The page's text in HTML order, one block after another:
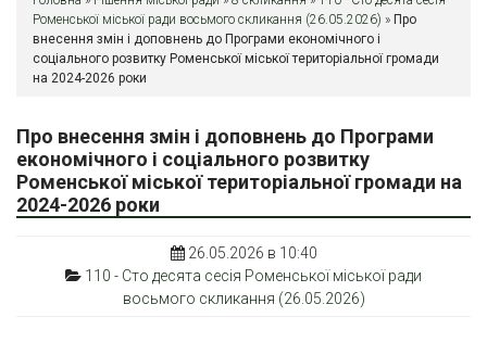
Роменської міської ради восьмого скликання (26.05.2026) » Про
внесення змін і доповнень до Програми економічного і
соціального розвитку Роменської міської територіальної громади
на 2024-2026 роки
Про внесення змін і доповнень до Програми
економічного і соціального розвитку
Роменської міської територіальної громади на
2024-2026 роки
26.05.2026 в 10:40
110 - Сто десята сесія Роменської міської ради
восьмого скликання (26.05.2026)